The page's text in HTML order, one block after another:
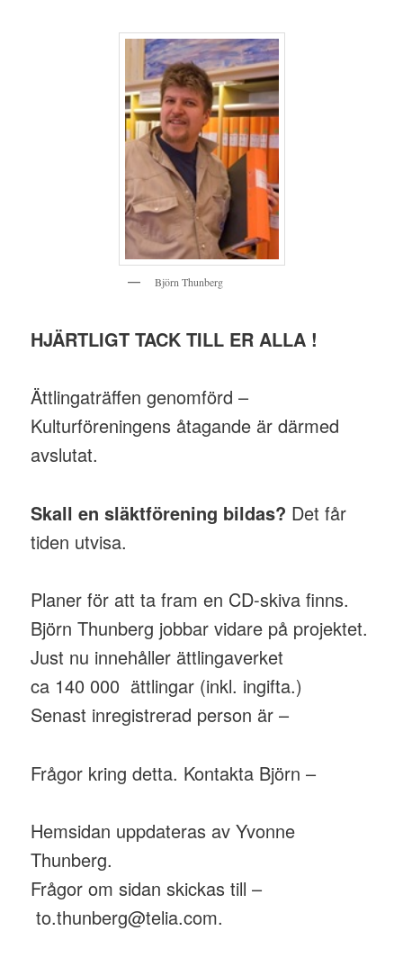
Björn Thunberg
HJÄRTLIGT TACK TILL ER ALLA !
Ättlingaträffen genomförd –
Kulturföreningens åtagande är därmed
avslutat.
Skall en släktförening bildas? Det får
tiden utvisa.
Planer för att ta fram en CD-skiva finns.
Björn Thunberg jobbar vidare på projektet.
Just nu innehåller ättlingaverket
ca 140 000 ättlingar (inkl. ingifta.)
Senast inregistrerad person är –
Frågor kring detta. Kontakta Björn –
Hemsidan uppdateras av Yvonne
Thunberg.
Frågor om sidan skickas till –
to.thunberg@telia.com.